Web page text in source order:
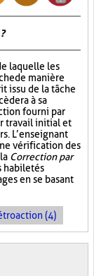
laquelle les
de manière
issu de la tâche
à sa
fourni par
travail initial et
L’enseignant
vérification des
Correction par
habiletés
en se basant
(4)